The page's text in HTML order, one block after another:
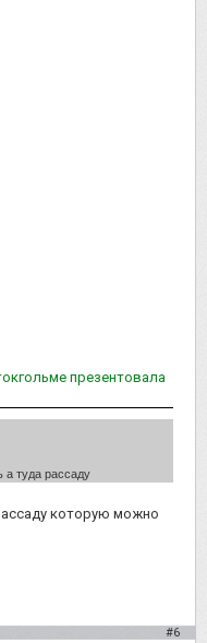
презентовала
а туда рассаду
которую можно
#6